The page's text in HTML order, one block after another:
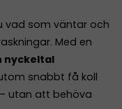
vad som väntar och
Med en
nyckeltal
snabbt få koll
– utan att behöva